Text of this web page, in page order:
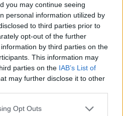
you may continue seeing
personal information utilized by
to third parties prior to
opt-out of the further
by third parties on the
This information may
parties on the IAB’s List of
may further disclose it to other
app uses one or more Google
Opt Outs
θα την αποδεχθούν και
δήλωσε ο Στάρμερ.
φον ντερ Λάιεν και
συμφωνία έκανε
«Αξίζει να
συμφωνία. Έχουμε τώρα